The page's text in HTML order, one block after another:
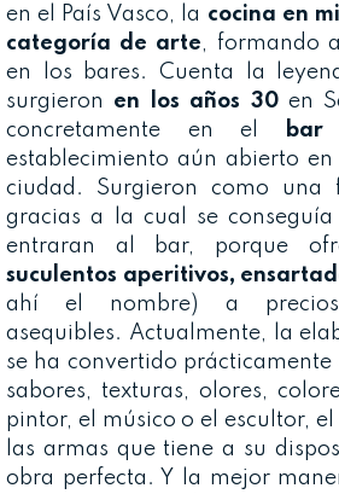
en el País Vasco, la cocina en
categoría de arte, formando
en los bares. Cuenta la
surgieron
en los años 30 en
concretamente en el
bar
establecimiento aún abierto
ciudad. Surgieron como una
gracias a la cual se conseguía
entraran al bar, porque
suculentos aperitivos,
ahí el nombre) a precios
asequibles. Actualmente, la
se ha convertido prácticamente
sabores, texturas, olores,
pintor, el músico o el escultor,
las armas que tiene a su
obra perfecta. Y la mejor